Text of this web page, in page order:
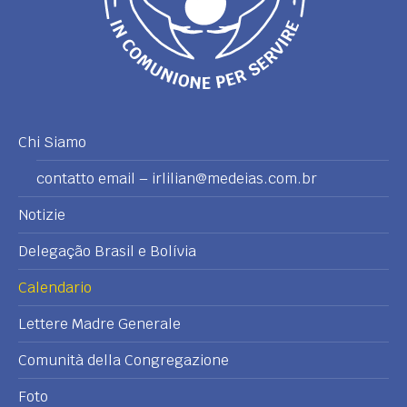
Chi Siamo
contatto email – irlilian@medeias.com.br
Notizie
Delegação Brasil e Bolívia
Calendario
Lettere Madre Generale
Comunità della Congregazione
Foto